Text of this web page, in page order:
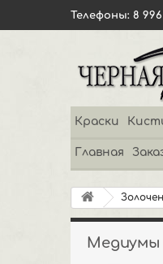
Телефоны: 8 996
Краски
Главная
Медиумы